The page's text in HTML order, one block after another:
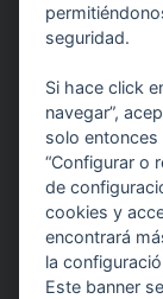
propuestos y
trasferencia de
Plena inclusión.
seguridad.
Si hace click
navegar”,
solo entonces
“Configurar o
de
cookies y
encontrará
la
Este banner